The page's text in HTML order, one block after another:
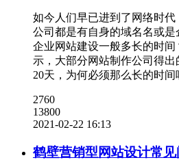
如今人们早已进到了网络时
公司都是有自身的域名名或
企业网站建设一般多长的时间
示，大部分网站制作公司得出
20天，为何必须那么长的时间
2760
13800
2021-02-22 16:13
鹤壁营销型网站设计常